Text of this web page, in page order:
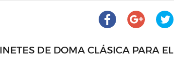
DE DOMA CLÁSICA PARA EL